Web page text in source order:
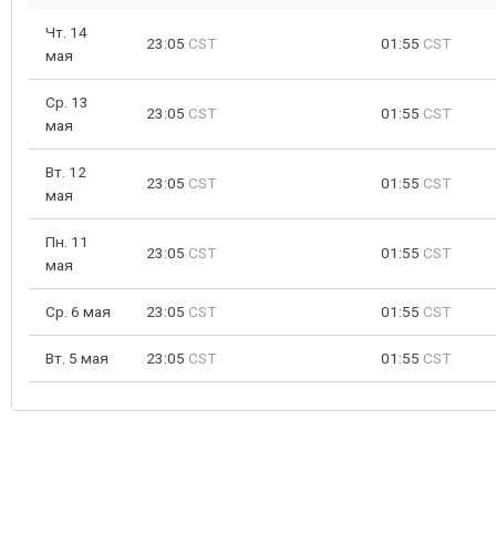
Чт. 14
мая
23:05 CST 01:55 CST
Ср. 13
мая
23:05 CST 01:55 CST
Вт. 12
мая
23:05 CST 01:55 CST
Пн. 11
мая
23:05 CST 01:55 CST
Ср. 6 мая 23:05 CST 01:55 CST
Вт. 5 мая 23:05 CST 01:55 CST